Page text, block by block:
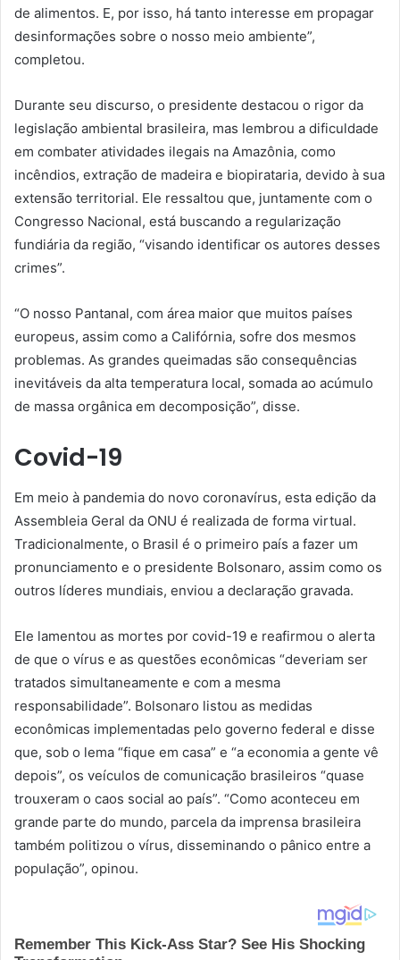
de alimentos. E, por isso, há tanto interesse em propagar
desinformações sobre o nosso meio ambiente”,
completou.
Durante seu discurso, o presidente destacou o rigor da
legislação ambiental brasileira, mas lembrou a dificuldade
em combater atividades ilegais na Amazônia, como
incêndios, extração de madeira e biopirataria, devido à sua
extensão territorial. Ele ressaltou que, juntamente com o
Congresso Nacional, está buscando a regularização
fundiária da região, “visando identificar os autores desses
crimes”.
“O nosso Pantanal, com área maior que muitos países
europeus, assim como a Califórnia, sofre dos mesmos
problemas. As grandes queimadas são consequências
inevitáveis da alta temperatura local, somada ao acúmulo
de massa orgânica em decomposição”, disse.
Covid-19
Em meio à pandemia do novo coronavírus, esta edição da
Assembleia Geral da ONU é realizada de forma virtual.
Tradicionalmente, o Brasil é o primeiro país a fazer um
pronunciamento e o presidente Bolsonaro, assim como os
outros líderes mundiais, enviou a declaração gravada.
Ele lamentou as mortes por covid-19 e reafirmou o alerta
de que o vírus e as questões econômicas “deveriam ser
tratados simultaneamente e com a mesma
responsabilidade”. Bolsonaro listou as medidas
econômicas implementadas pelo governo federal e disse
que, sob o lema “fique em casa” e “a economia a gente vê
depois”, os veículos de comunicação brasileiros “quase
trouxeram o caos social ao país”. “Como aconteceu em
grande parte do mundo, parcela da imprensa brasileira
também politizou o vírus, disseminando o pânico entre a
população”, opinou.